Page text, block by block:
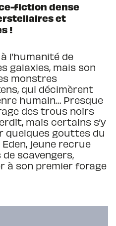
fiction dense
et
!
l’humanité de
galaxies, mais son
monstres
qui décimèrent
humain… Presque
des trous noirs
mais certains s’y
quelques gouttes du
jeune recrue
de scavengers,
à son premier forage